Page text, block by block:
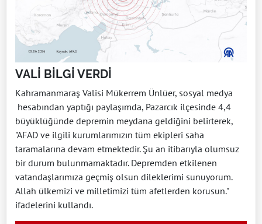
VALİ BİLGİ VERDİ
Kahramanmaraş Valisi Mükerrem Ünlüer, sosyal medya
hesabından yaptığı paylaşımda, Pazarcık ilçesinde 4,4
büyüklüğünde depremin meydana geldiğini belirterek,
"AFAD ve ilgili kurumlarımızın tüm ekipleri saha
taramalarına devam etmektedir. Şu an itibarıyla​​​​​​​ olumsuz
bir durum bulunmamaktadır. Depremden etkilenen
vatandaşlarımıza geçmiş olsun dileklerimi sunuyorum.
Allah ülkemizi ve milletimizi tüm afetlerden korusun."
ifadelerini kullandı.